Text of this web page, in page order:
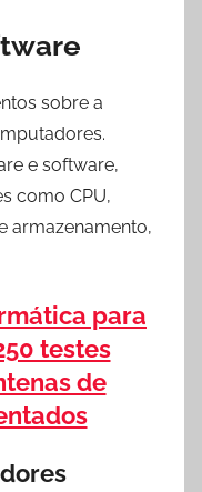
sobre a
e software,
como CPU,
armazenamento,
para
testes
de